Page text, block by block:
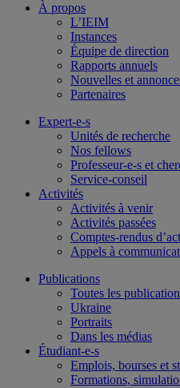
À propos
L’IEIM
Instances
Équipe de direction
Rapports annuels
Nouvelles et
Partenaires
Expert-e-s
Unités de recherche
Nos fellows
Professeur-e-s et
Service-conseil
Activités
Activités à venir
Activités passées
Comptes-rendus
Appels à
Publications
Toutes les
Ukraine
Portraits
Dans les médias
Étudiant-e-s
Emplois, bourses et
Formations,